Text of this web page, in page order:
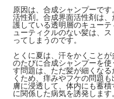
原因は、合成シャンプーで
活性剤。合成界面活性剤は
護している透明層のキュー
ューティクルのない髪は、
ってしまうのです。
とくに夏は、汗をかくこと
のたびに合成シャンプーを
す問題は、ただ髪が細くな
くため、痒みやフケの問題
膚に浸透して、体内にも蓄
に関係した病気を誘発します